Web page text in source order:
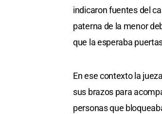
indicaron fuentes del
paterna de la menor
que la esperaba
En ese contexto la
sus brazos para
personas que